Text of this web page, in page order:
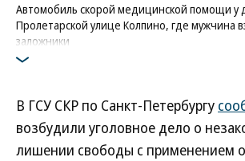
Автомобиль скорой медицинской помощи у
Пролетарской улице Колпино, где мужчина
заложники
Фото: Коммерсантъ / Евгений Павленко
В ГСУ СКР по Санкт-Петербургу
возбудили уголовное дело о
лишении свободы с применением